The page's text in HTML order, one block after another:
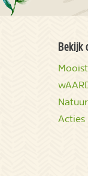
Bekijk